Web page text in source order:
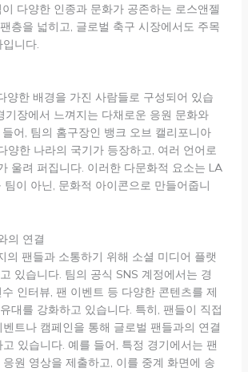
다양한 인종과 문화가 공존하는 로스앤젤
층을 넓히고, 글로벌 축구 시장에서도 주목
니다.
양한 배경을 가진 사람들로 구성되어 있습
기장에서 느껴지는 다채로운 응원 문화와
어, 팀의 홈구장인 뱅크 오브 캘리포니아
양한 나라의 국기가 등장하고, 여러 언어로
울려 퍼집니다. 이러한 다문화적 요소는 LA
팀이 아닌, 문화적 아이콘으로 만들어줍니
의 연결
의 팬들과 소통하기 위해 소셜 미디어 플랫
있습니다. 팀의 공식 SNS 계정에서는 경
인터뷰, 팬 이벤트 등 다양한 콘텐츠를 제
대를 강화하고 있습니다. 특히, 팬들이 직접
트나 캠페인을 통해 글로벌 팬들과의 연결
있습니다. 예를 들어, 특정 경기에서는 팬
원 영상을 제출하고, 이를 중계 화면에 송